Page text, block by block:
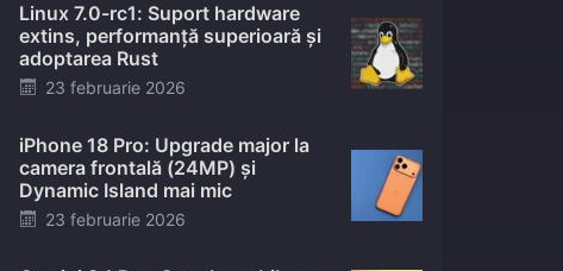
Linux 7.0-rc1: Suport hardware
extins, performanță superioară și
adoptarea Rust
Posted
23 februarie 2026
iPhone 18 Pro: Upgrade major la
camera frontală (24MP) și
Dynamic Island mai mic
Posted
23 februarie 2026